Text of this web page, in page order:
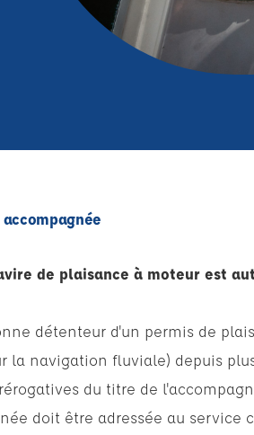
de plaisance à moteur est
détenteur d'un permis de
la navigation fluviale) depuis
du titre de
doit être adressée au service